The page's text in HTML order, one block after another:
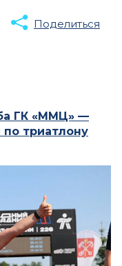
Поделиться
ГК «ММЦ» —
по триатлону